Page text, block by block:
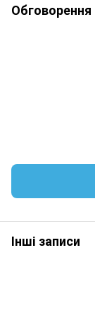
Обговорення
Інші записи